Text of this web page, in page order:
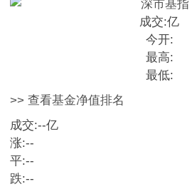
成交:亿
今开:
最高:
最低:
>> 查看基金净值排名
成交:--亿
涨:--
平:--
跌:--